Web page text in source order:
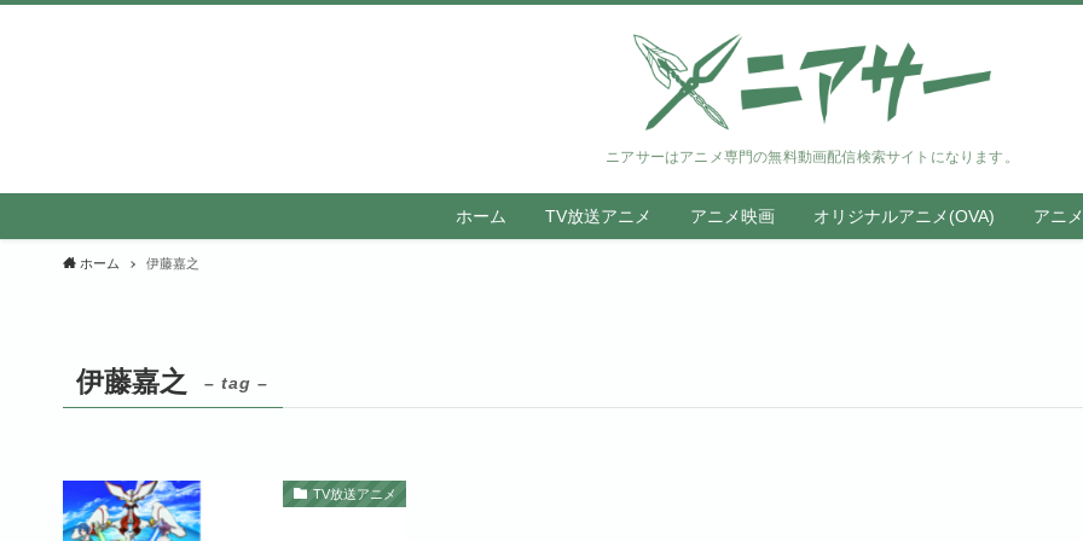
ニアサーはアニメ専門の無料動画配信検索サイトになります。
ホーム TV放送アニメ アニメ映画 オリジナルアニメ(OVA) アニ
ホーム 伊藤嘉之
伊藤嘉之 – tag –
TV放送アニメ